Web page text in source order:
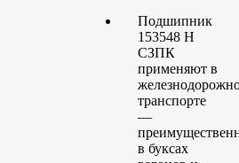
Подшипник
153548 H
СЗПК
применяют в
транспорте
—
в буксах